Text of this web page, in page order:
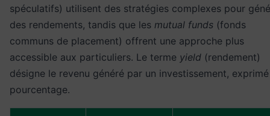
spéculatifs) utilisent des stratégies complexes pour
des rendements, tandis que les mutual funds (fonds
communs de placement) offrent une approche plus
accessible aux particuliers. Le terme yield (rendement)
désigne le revenu généré par un investissement,
pourcentage.